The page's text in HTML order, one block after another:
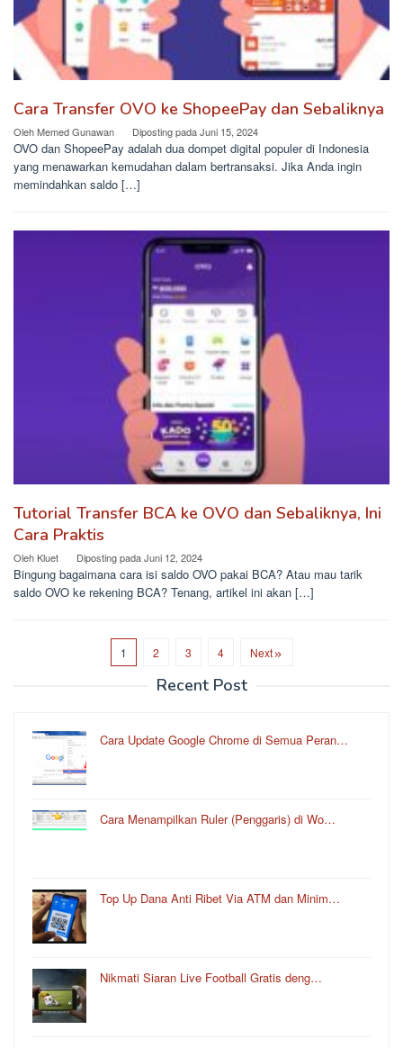
Cara Transfer OVO ke ShopeePay dan Sebaliknya
OlehMemed Gunawan Diposting padaJuni 15, 2024
OVO dan ShopeePay adalah dua dompet digital populer di Indonesia
yang menawarkan kemudahan dalam bertransaksi. Jika Anda ingin
memindahkan saldo […]
Tutorial Transfer BCA ke OVO dan Sebaliknya, Ini
Cara Praktis
Oleh Kluet Diposting padaJuni 12, 2024
Bingung bagaimana cara isi saldo OVO pakai BCA? Atau mau tarik
saldo OVO ke rekening BCA? Tenang, artikel ini akan […]
1 2 3 4 Next
Recent Post
Cara Update Google Chrome di Semua Peran…
Cara Menampilkan Ruler (Penggaris) di Wo…
Top Up Dana Anti Ribet Via ATM dan Minim…
Nikmati Siaran Live Football Gratis deng…